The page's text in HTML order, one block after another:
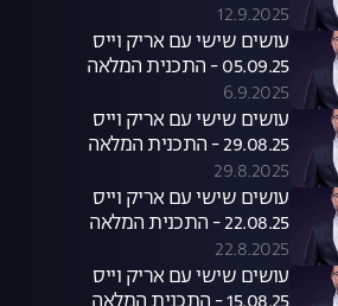
12.9.2025
עושים שישי עם אריק וייס
05.09.25 - התכנית המלאה
6.9.2025
עושים שישי עם אריק וייס
29.08.25 - התכנית המלאה
29.8.2025
עושים שישי עם אריק וייס
22.08.25 - התכנית המלאה
22.8.2025
עושים שישי עם אריק וייס